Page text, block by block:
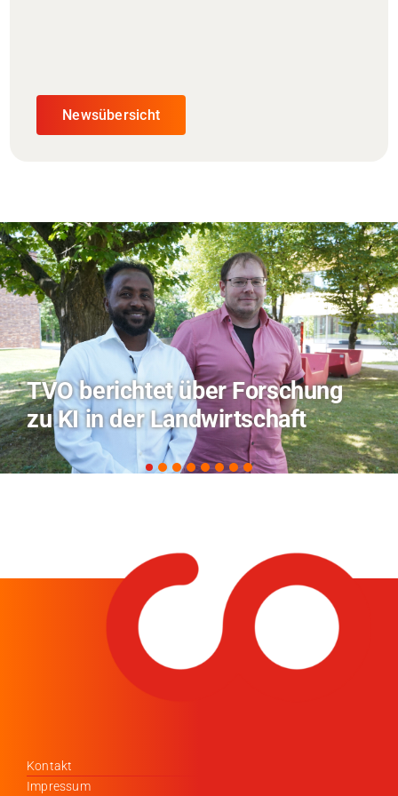
Newsübersicht
TVO berichtet über Forschung
zu KI in der Landwirtschaft
Kontakt
Impressum